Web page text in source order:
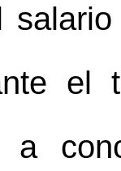
el
a